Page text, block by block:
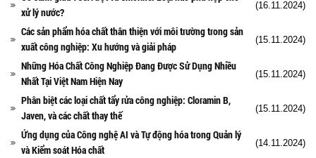
xử lý nước?
(16.11.2024)
Các sản phẩm hóa chất thân thiện với môi trường trong sản
xuất công nghiệp: Xu hướng và giải pháp
(15.11.2024)
Những Hóa Chất Công Nghiệp Đang Được Sử Dụng Nhiều
Nhất Tại Việt Nam Hiện Nay
(15.11.2024)
Phân biệt các loại chất tẩy rửa công nghiệp: Cloramin B,
Javen, và các chất thay thế
(15.11.2024)
Ứng dụng của Công nghệ AI và Tự động hóa trong Quản lý
và Kiểm soát Hóa chất
(14.11.2024)